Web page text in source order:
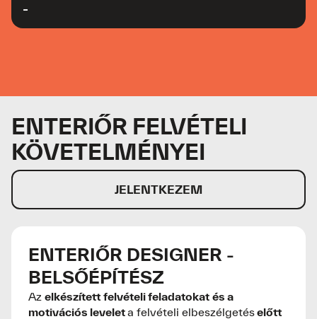
-
ENTERIŐR FELVÉTELI
KÖVETELMÉNYEI
JELENTKEZEM
ENTERIŐR DESIGNER -
BELSŐÉPÍTÉSZ
Az elkészített felvételi feladatokat és a
motivációs leveleta felvételi elbeszélgetéselőtt